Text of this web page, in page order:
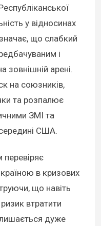
у відносинах
що слабкий
і
зовнішній арені.
на союзників,
та розпалює
ЗМІ та
США.
перевіряє
в кризових
що навіть
втратити
дуже